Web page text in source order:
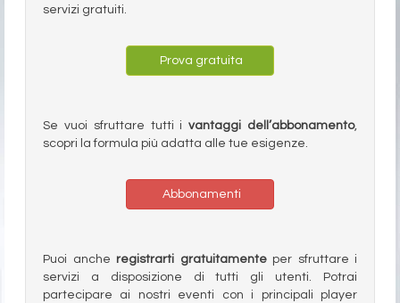
servizi gratuiti.
Prova gratuita
Se vuoi sfruttare tutti ivantaggi dell’abbonamento,
scopri la formula più adatta alle tue esigenze.
Abbonamenti
Puoi anche registrarti gratuitamenteper sfruttare i
servizi a disposizione di tutti gli utenti. Potrai
partecipare ai nostri eventi con i principali player